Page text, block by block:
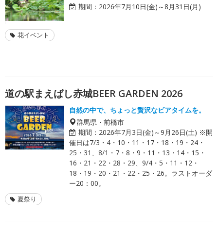
期間： 2026年7月10日(金)～8月31日(月)
花イベント
道の駅まえばし赤城BEER GARDEN 2026
自然の中で、ちょっと贅沢なビアタイムを。
群馬県・前橋市
期間： 2026年7月3日(金)～9月26日(土) ※開
催日は7/3・4・10・11・17・18・19・24・
25・31、8/1・7・8・9・11・13・14・15・
16・21・22・28・29、9/4・5・11・12・
18・19・20・21・22・25・26。ラストオーダ
ー20：00。
夏祭り